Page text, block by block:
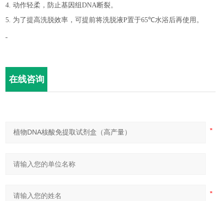
4.动作轻柔，防止基因组DNA断裂。
5. 为了提高洗脱效率，可提前将洗脱液P置于65℃水浴后再使用。
在线咨询